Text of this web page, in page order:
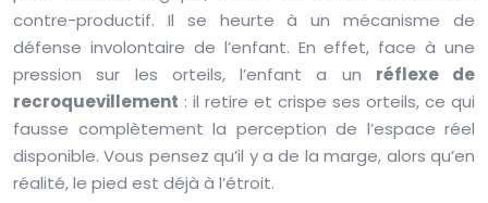
contre-productif. Il se heurte à un mécanisme de
défense involontaire de l’enfant. En effet, face à une
pression sur les orteils, l’enfant a un réflexe de
recroquevillement : il retire et crispe ses orteils, ce qui
fausse complètement la perception de l’espace réel
disponible. Vous pensez qu’il y a de la marge, alors qu’en
réalité, le pied est déjà à l’étroit.